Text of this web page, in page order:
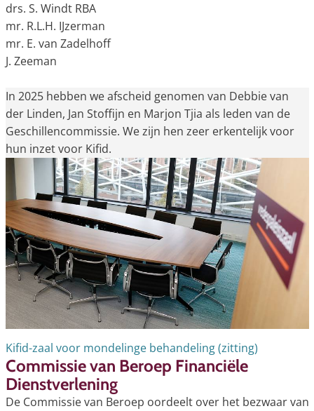
drs. S. Windt RBA
mr. R.L.H. IJzerman
mr. E. van Zadelhoff
J. Zeeman
In 2025 hebben we afscheid genomen van Debbie van
der Linden, Jan Stoffijn en Marjon Tjia als leden van de
Geschillencommissie. We zijn hen zeer erkentelijk voor
hun inzet voor Kifid.
Kifid-zaal voor mondelinge behandeling (zitting)
Commissie van Beroep Financiële
Dienstverlening
De Commissie van Beroep oordeelt over het bezwaar van